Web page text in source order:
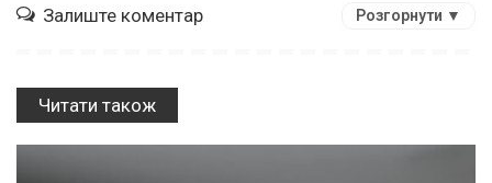
Залиште коментар Розгорнути ▼
Читати також